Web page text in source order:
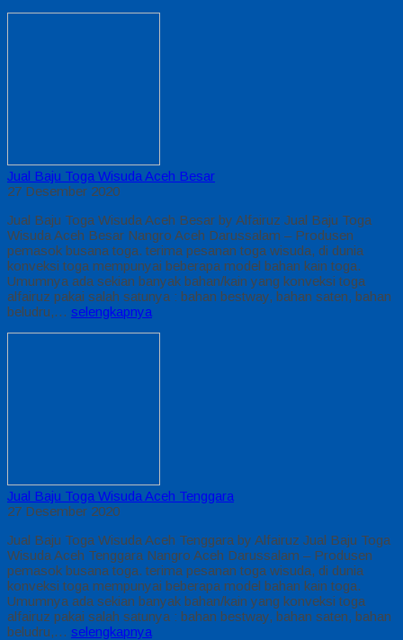
Jual Baju Toga Wisuda Aceh Besar
27 Desember 2020
Jual Baju Toga Wisuda Aceh Besar by Alfairuz Jual Baju Toga
Wisuda Aceh Besar Nangro Aceh Darussalam – Produsen
pemasok busana toga. terima pesanan toga wisuda, di dunia
konveksi toga mempunyai beberapa model bahan kain toga.
Umumnya ada sekian banyak bahan/kain yang konveksi toga
alfairuz pakai salah satunya : bahan bestway, bahan saten, bahan
beludru,… selengkapnya
Jual Baju Toga Wisuda Aceh Tenggara
27 Desember 2020
Jual Baju Toga Wisuda Aceh Tenggara by Alfairuz Jual Baju Toga
Wisuda Aceh Tenggara Nangro Aceh Darussalam – Produsen
pemasok busana toga. terima pesanan toga wisuda, di dunia
konveksi toga mempunyai beberapa model bahan kain toga.
Umumnya ada sekian banyak bahan/kain yang konveksi toga
alfairuz pakai salah satunya : bahan bestway, bahan saten, bahan
beludru,… selengkapnya